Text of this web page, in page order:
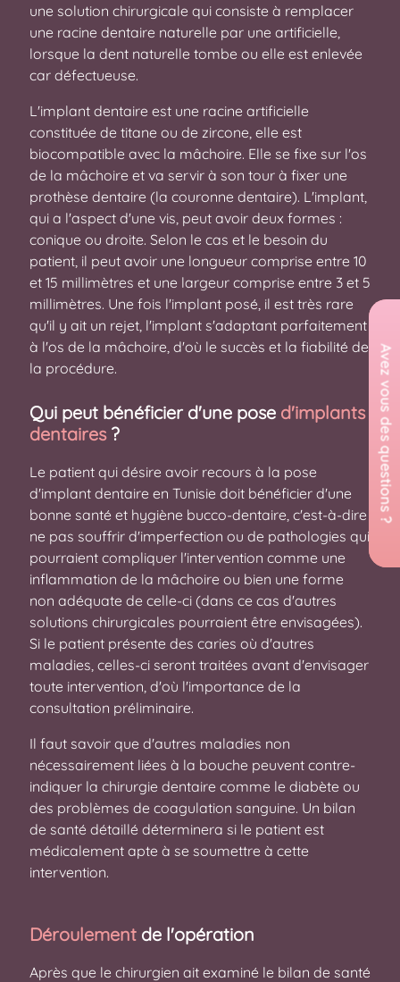
une solution chirurgicale qui consiste à remplacer
une racine dentaire naturelle par une artificielle,
lorsque la dent naturelle tombe ou elle est enlevée
car défectueuse.
L'implant dentaire est une racine artificielle
constituée de titane ou de zircone, elle est
biocompatible avec la mâchoire. Elle se fixe sur l'os
de la mâchoire et va servir à son tour à fixer une
prothèse dentaire (la couronne dentaire). L'implant,
qui a l'aspect d'une vis, peut avoir deux formes :
conique ou droite. Selon le cas et le besoin du
patient, il peut avoir une longueur comprise entre 10
et 15 millimètres et une largeur comprise entre 3 et 5
millimètres. Une fois l'implant posé, il est très rare
qu'il y ait un rejet, l'implant s'adaptant parfaitement
à l'os de la mâchoire, d'où le succès et la fiabilité de
la procédure.
Qui peut bénéficier d'une pose d'implants
dentaires?
Le patient qui désire avoir recours à la pose
d'implant dentaire en Tunisie doit bénéficier d'une
bonne santé et hygiène bucco-dentaire, c'est-à-dire
ne pas souffrir d'imperfection ou de pathologies qui
pourraient compliquer l'intervention comme une
inflammation de la mâchoire ou bien une forme
non adéquate de celle-ci (dans ce cas d'autres
solutions chirurgicales pourraient être envisagées).
Si le patient présente des caries où d'autres
maladies, celles-ci seront traitées avant d'envisager
toute intervention, d'où l'importance de la
consultation préliminaire.
Il faut savoir que d'autres maladies non
nécessairement liées à la bouche peuvent contre-
indiquer la chirurgie dentaire comme le diabète ou
des problèmes de coagulation sanguine. Un bilan
de santé détaillé déterminera si le patient est
médicalement apte à se soumettre à cette
intervention.
Déroulement de l'opération
Après que le chirurgien ait examiné le bilan de santé